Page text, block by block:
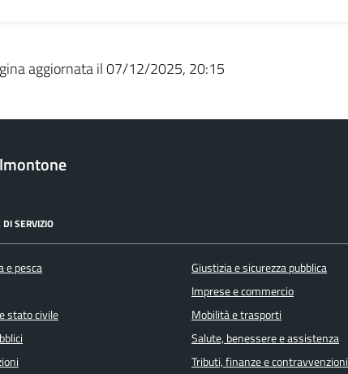
aggiornata il 07/12/2025, 20:15
DI SERVIZIO
e pesca
stato civile
Giustizia e sicurezza pubblica
Imprese e commercio
Mobilità e trasporti
Salute, benessere e assistenza
Tributi, finanze e contravvenzioni